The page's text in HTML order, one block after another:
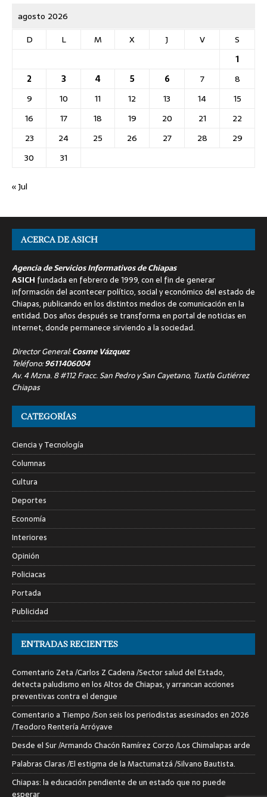
agosto 2026
D
L M X J V
S
1
2
3 4 5 6 7
8
9
10 11 12 13 14
15
16
17 18 19 20 21
22
23
24 25 26 27 28
29
30
31
« Jul
ACERCA DE ASICH
Agencia de Servicios Informativos de Chiapas
ASICH fundada en febrero de 1999, con el fin de generar
información del acontecer político, social y económico del estado de
Chiapas, publicando en los distintos medios de comunicación en la
entidad. Dos años después se transforma en portal de noticias en
internet, donde permanece sirviendo a la sociedad.
Director General:Cosme Vázquez
Teléfono:9611406004
Av. 4 Mzna. 8 #112 Fracc. San Pedro y San Cayetano, Tuxtla Gutiérrez
Chiapas
CATEGORÍAS
Ciencia y Tecnología
Columnas
Cultura
Deportes
Economía
Interiores
Opinión
Policiacas
Portada
Publicidad
ENTRADAS RECIENTES
Comentario Zeta /Carlos Z Cadena /Sector salud del Estado,
detecta paludismo en los Altos de Chiapas, y arrancan acciones
preventivas contra el dengue
Comentario a Tiempo /Son seis los periodistas asesinados en 2026
/Teodoro Rentería Arróyave
Desde el Sur /Armando Chacón Ramírez Corzo /Los Chimalapas arde
Palabras Claras /El estigma de la Mactumatzá /Silvano Bautista.
Chiapas: la educación pendiente de un estado que no puede
esperar